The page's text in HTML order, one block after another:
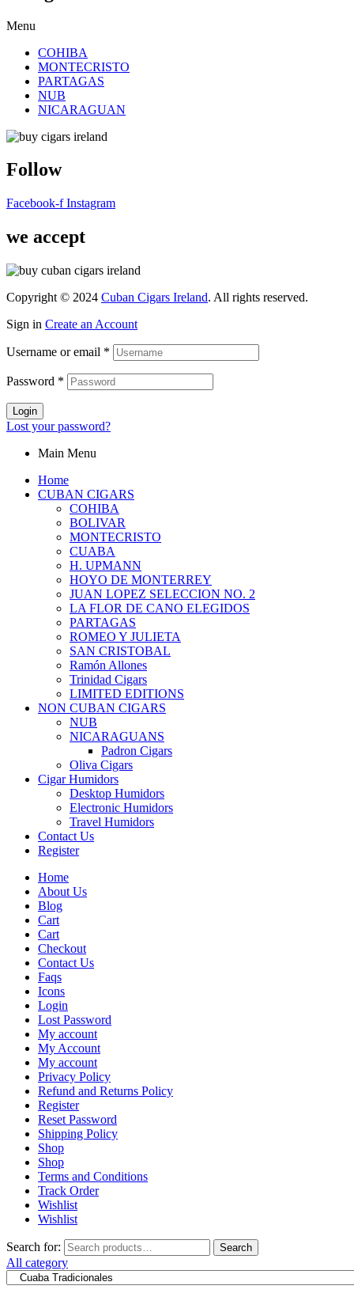
Menu
COHIBA
MONTECRISTO
PARTAGAS
NUB
NICARAGUAN
Follow
Facebook-f Instagram
we accept
Copyright © 2024 Cuban Cigars Ireland. All rights reserved.
Sign in Create an Account
Username or email *
Password *
Login
Lost your password?
Main Menu
Home
CUBAN CIGARS
COHIBA
BOLIVAR
MONTECRISTO
CUABA
H. UPMANN
HOYO DE MONTERREY
JUAN LOPEZ SELECCION NO. 2
LA FLOR DE CANO ELEGIDOS
PARTAGAS
ROMEO Y JULIETA
SAN CRISTOBAL
Ramón Allones
Trinidad Cigars
LIMITED EDITIONS
NON CUBAN CIGARS
NUB
NICARAGUANS
Padron Cigars
Oliva Cigars
Cigar Humidors
Desktop Humidors
Electronic Humidors
Travel Humidors
Contact Us
Register
Home
About Us
Blog
Cart
Cart
Checkout
Contact Us
Faqs
Icons
Login
Lost Password
My account
My Account
My account
Privacy Policy
Refund and Returns Policy
Register
Reset Password
Shipping Policy
Shop
Shop
Terms and Conditions
Track Order
Wishlist
Wishlist
Search for: Search
All category